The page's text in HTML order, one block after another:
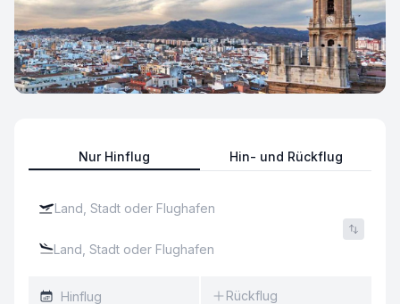
Nur Hinflug Hin- und Rückflug
Rückflug